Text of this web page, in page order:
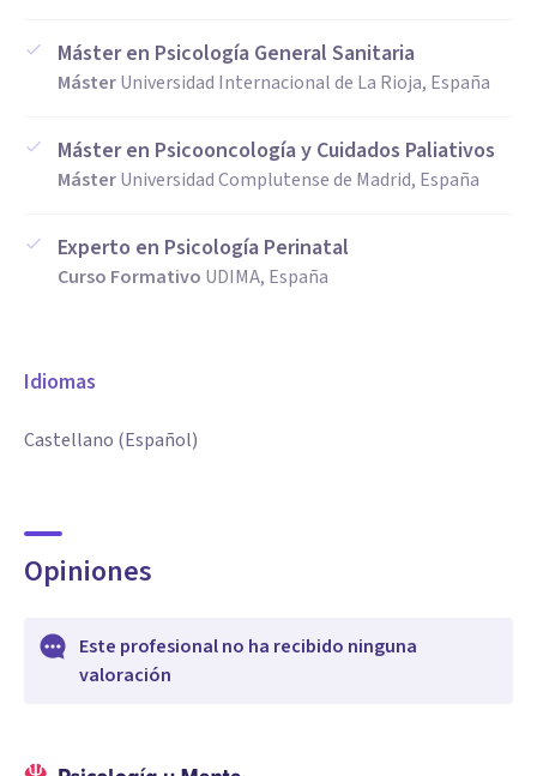
Máster en Psicología General Sanitaria
MásterUniversidad Internacional de La Rioja, España
Máster en Psicooncología y Cuidados Paliativos
MásterUniversidad Complutense de Madrid, España
Experto en Psicología Perinatal
Curso Formativo UDIMA, España
Idiomas
Castellano (Español)
Opiniones
Este profesional no ha recibido ninguna
valoración